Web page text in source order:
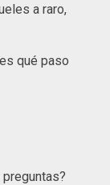
a raro,
qué paso